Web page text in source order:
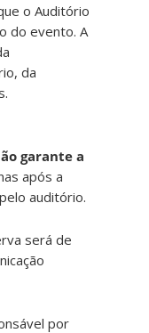
o Auditório
do evento. A
da
garante a
após a
auditório.
será de
por